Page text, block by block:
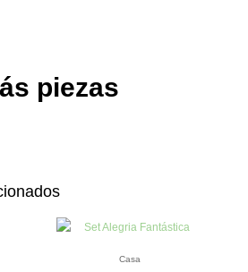
piezas
Casa